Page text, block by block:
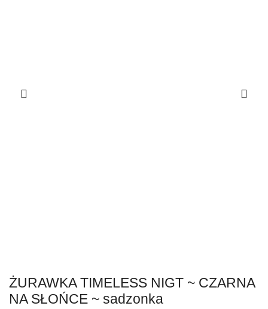
ŻURAWKA TIMELESS NIGT ~ CZARNA
NA SŁOŃCE ~ sadzonka